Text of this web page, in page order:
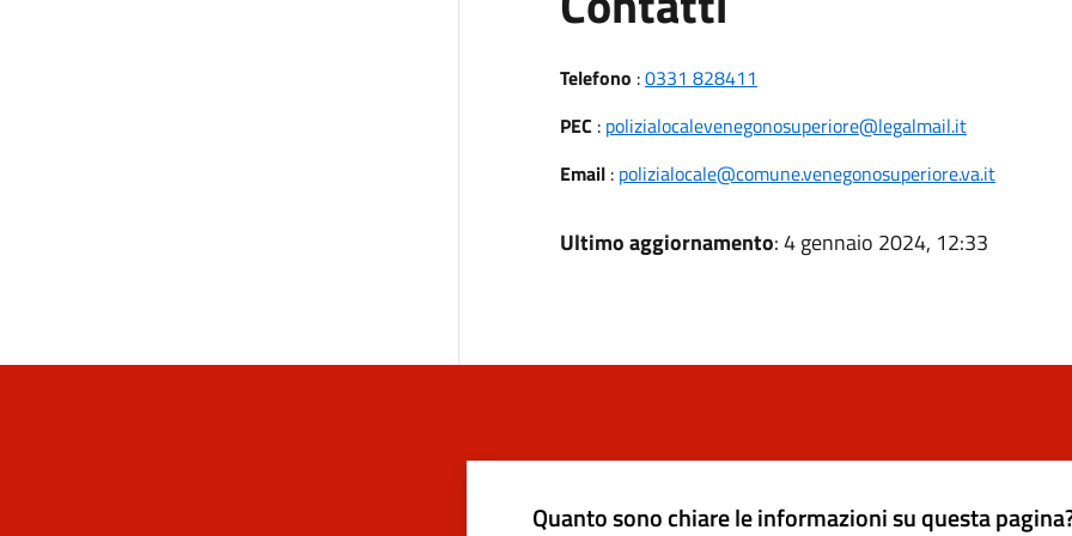
Telefono :0331 828411
PEC : polizialocalevenegonosuperiore@legalmail.it
Email: polizialocale@comune.venegonosuperiore.va.it
Ultimo aggiornamento: 4 gennaio 2024, 12:33
Quanto sono chiare le informazioni su questa